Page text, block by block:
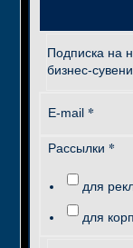
Подписка на
бизнес-
E-mail *
Рассылки *
для
для